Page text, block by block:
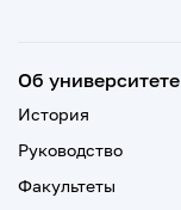
Об университете
История
Руководство
Факультеты